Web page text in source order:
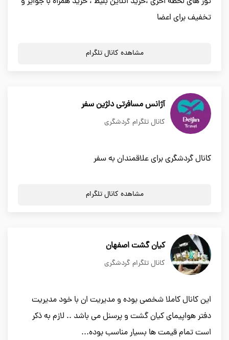
تخفیف برای اعضا
مشاهده کانال تلگرام
آژانس مسافرتی دلژین سفر
کانال تلگرام گردشگری
کانال گردشگری برای علاقمندان به سفر
مشاهده کانال تلگرام
کیان گشت اصفهان
کانال تلگرام گردشگری
این کانال کاملا شخصی بوده و مدیریت ان با خود مدیریت
دفتر هواپیمای کیان گشت و پرسنل می باشد .. لازم به ذکر
است تمام قیمت ها بسیار مناسب بوده...